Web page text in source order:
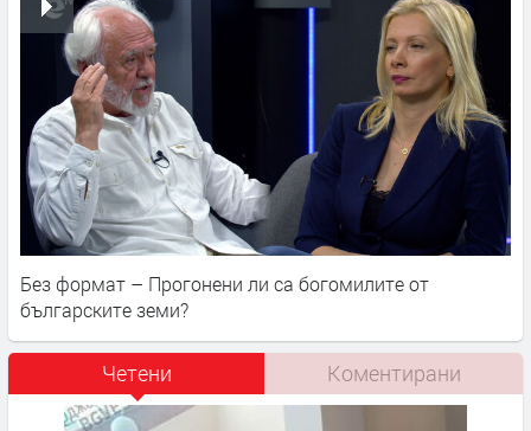
Без формат – Прогонени ли са богомилите от
българските земи?
Четени Коментирани